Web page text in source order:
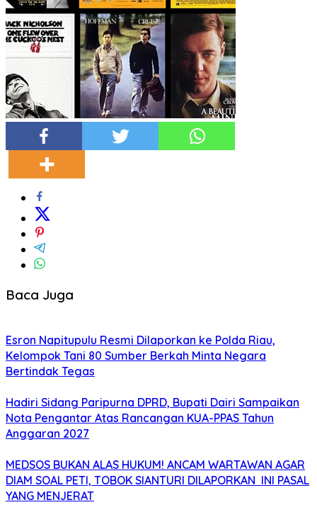
Baca Juga
Esron Napitupulu Resmi Dilaporkan ke Polda Riau,
Kelompok Tani 80 Sumber Berkah Minta Negara
Bertindak Tegas
Hadiri Sidang Paripurna DPRD, Bupati Dairi Sampaikan
Nota Pengantar Atas Rancangan KUA-PPAS Tahun
Anggaran 2027
MEDSOS BUKAN ALAS HUKUM! ANCAM WARTAWAN AGAR
DIAM SOAL PETI, TOBOK SIANTURI DILAPORKAN INI PASAL
YANG MENJERAT